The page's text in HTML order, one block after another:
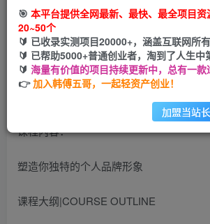
立即购买
您当前未登录！建议登陆后购
课程内容：
塑造你独特的个人品牌形象
课程大纲|COURSE OUTLINE
🎯 本平台提供全网最新、最快、最全项目
20~50个
🔰 已收录实测项目20000+，涵盖互联网所
🔰 已帮助5000+普通创业者，淘到了人生中
🔰 海量有价值的项目持续更新中，总有一款
👉加入韩傅五哥，一起轻资产创业！
加盟当站长